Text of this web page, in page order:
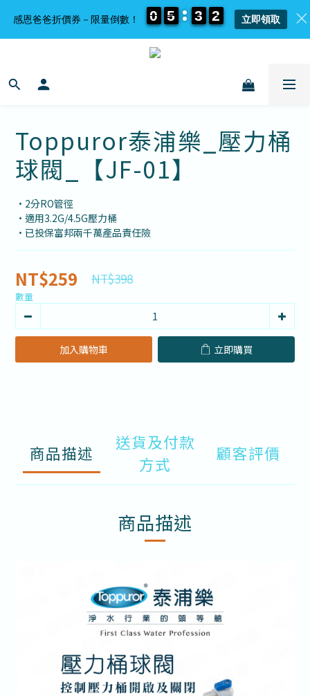
Toppuror泰浦樂_壓力桶
球閥_【JF-01】
•2分RO管徑
•適用3.2G/4.5G壓力桶
•已投保富邦兩千萬產品責任險
NT$259 NT$398
數量
加入購物車 立即購買
商品描述
送貨及付款
方式
顧客評價
商品描述
感恩爸爸折價券－限量倒數！ 0
0
0
0 5
5
5
5 3
3
3
3 2
2
2
2 立即領取